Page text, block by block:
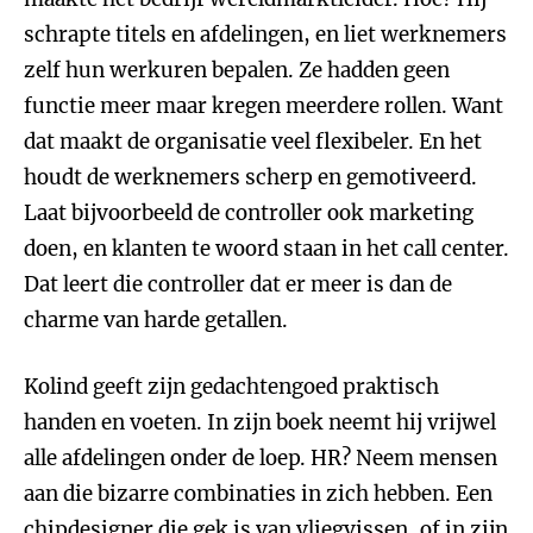
schrapte titels en afdelingen, en liet werknemers
zelf hun werkuren bepalen. Ze hadden geen
functie meer maar kregen meerdere rollen. Want
dat maakt de organisatie veel flexibeler. En het
houdt de werknemers scherp en gemotiveerd.
Laat bijvoorbeeld de controller ook marketing
doen, en klanten te woord staan in het call center.
Dat leert die controller dat er meer is dan de
charme van harde getallen.
Kolind geeft zijn gedachtengoed praktisch
handen en voeten. In zijn boek neemt hij vrijwel
alle afdelingen onder de loep. HR? Neem mensen
aan die bizarre combinaties in zich hebben. Een